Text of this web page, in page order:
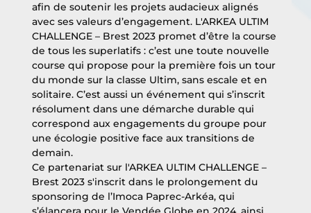
afin de soutenir les projets audacieux alignés
avec ses valeurs d’engagement. L'ARKEA ULTIM
CHALLENGE – Brest 2023 promet d’être la course
de tous les superlatifs : c’est une toute nouvelle
course qui propose pour la première fois un tour
du monde sur la classe Ultim, sans escale et en
solitaire. C’est aussi un événement qui s’inscrit
résolument dans une démarche durable qui
correspond aux engagements du groupe pour
une écologie positive face aux transitions de
demain.
Ce partenariat sur l'ARKEA ULTIM CHALLENGE –
Brest 2023 s'inscrit dans le prolongement du
sponsoring de l’Imoca Paprec-Arkéa, qui